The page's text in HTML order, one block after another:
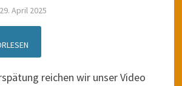
29. April 2025
reichen wir unser Video